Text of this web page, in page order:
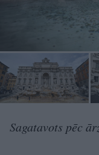
Sagatavots pēc